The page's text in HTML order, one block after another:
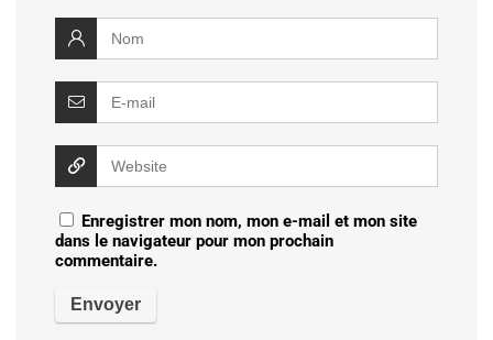
Enregistrer mon nom, mon e-mail et mon site
dans le navigateur pour mon prochain
commentaire.